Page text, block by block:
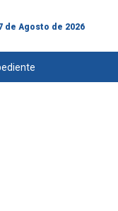
de Agosto de 2026